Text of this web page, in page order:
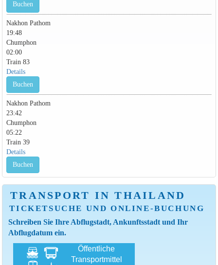
Buchen
Nakhon Pathom
19:48
Chumphon
02:00
Train 83
Details
Buchen
Nakhon Pathom
23:42
Chumphon
05:22
Train 39
Details
Buchen
TRANSPORT IN THAILAND
TICKETSUCHE UND ONLINE-BUCHUNG
Schreiben Sie Ihre Abflugstadt, Ankunftsstadt und Ihr
Abflugdatum ein.
Öffentliche
Transportmittel